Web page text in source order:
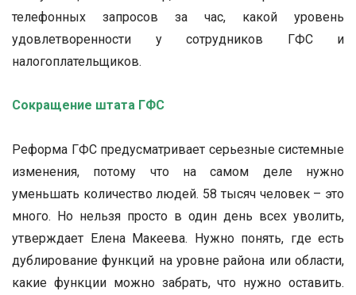
телефонных запросов за час, какой уровень
удовлетворенности у сотрудников ГФС и
налогоплательщиков.
Сокращение штата ГФС
Реформа ГФС предусматривает серьезные системные
изменения, потому что на самом деле нужно
уменьшать количество людей. 58 тысяч человек – это
много. Но нельзя просто в один день всех уволить,
утверждает Елена Макеева. Нужно понять, где есть
дублирование функций на уровне района или области,
какие функции можно забрать, что нужно оставить.